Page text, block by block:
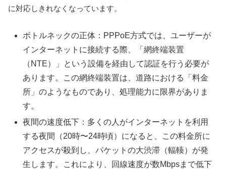
に対応しきれなくなっています。
ボトルネックの正体：PPPoE方式では、ユーザーが
インターネットに接続する際、「網終端装置
（NTE）」という設備を経由して認証を行う必要が
あります。この網終端装置は、道路における「料金
所」のようなものであり、処理能力に限界がありま
す。
夜間の速度低下：多くの人がインターネットを利用
する夜間（20時〜24時頃）になると、この料金所に
アクセスが殺到し、パケットの大渋滞（輻輳）が発
生します。これにより、回線速度が数Mbpsまで低下